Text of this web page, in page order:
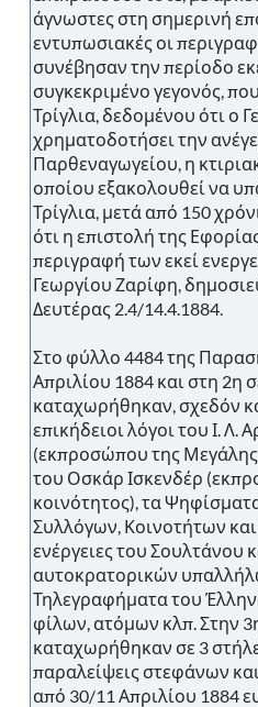
άγνωστες στη σημερινή
εντυπωσιακές οι
συνέβησαν την περίοδο
συγκεκριμένο γεγονός,
Τρίγλια, δεδομένου ότι ο
χρηματοδοτήσει την
Παρθεναγωγείου, η
οποίου εξακολουθεί να
Τρίγλια, μετά από 150
ότι η επιστολή της
περιγραφή των εκεί
Γεωργίου Ζαρίφη,
Δευτέρας 2.4/14.4.1884.
Στο φύλλο 4484 της
Απριλίου 1884 και στη 2η
καταχωρήθηκαν, σχεδόν
επικήδειοι λόγοι του Ι. Λ.
(εκπροσώπου της Μεγάλης
του Οσκάρ Ισκενδέρ
κοινότητος), τα
Συλλόγων, Κοινοτήτων
ενέργειες του Σουλτάνου
αυτοκρατορικών
Τηλεγραφήματα του
φίλων, ατόμων κλπ. Στην
καταχωρήθηκαν σε 3
παραλείψεις στεφάνων
από 30/11 Απριλίου 1884